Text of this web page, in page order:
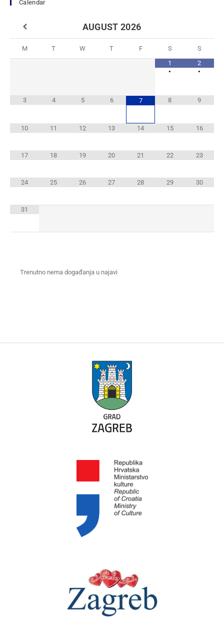
Calendar
AUGUST 2026
M T W T F S
S
1
•
2
•
3 4 5 6 7 8 9
10 11 12 13 14 15 16
17 18 19 20 21 22 23
24 25 26 27 28 29 30
31
Trenutno nema događanja u najavi